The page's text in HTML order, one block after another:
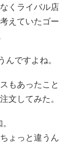
くライバル店
えていたゴー
んですよね。
もあったこと
文してみた。
ょっと違うん